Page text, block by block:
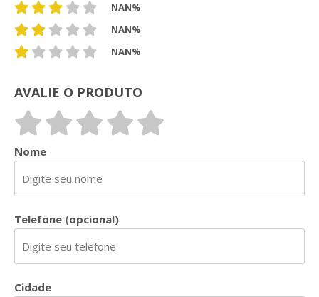
NAN%
NAN%
NAN%
AVALIE O PRODUTO
Nome
Telefone (opcional)
Cidade